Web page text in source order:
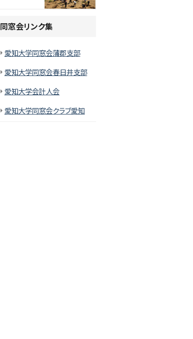
同窓会リンク集
愛知大学同窓会蒲郡支部
愛知大学同窓会春日井支部
愛知大学会計人会
愛知大学同窓会クラブ愛知